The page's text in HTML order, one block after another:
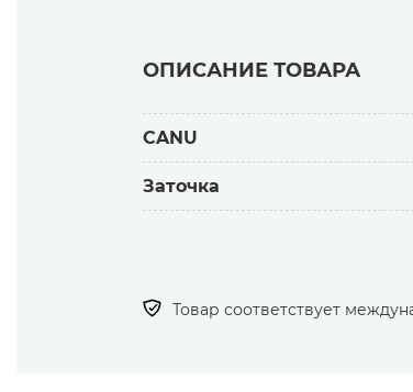
ОПИСАНИЕ ТОВАРА
CANU
Заточка
Товар соответствует